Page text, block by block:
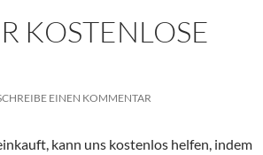
KOSTENLOSE
EINEN KOMMENTAR
kann uns kostenlos helfen, indem